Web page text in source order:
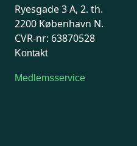
Ryesgade 3 A, 2. th.
2200 København N.
CVR-nr: 63870528
Kontakt
Medlemsservice